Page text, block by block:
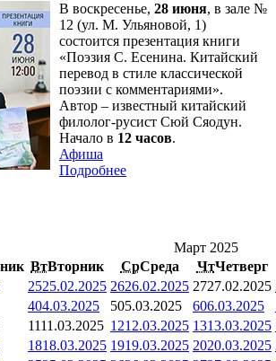
В воскресенье, 28 июня, в зале №
12 (ул. М. Ульяновой, 1)
состоится презентация книги
«Поэзия С. Есенина. Китайский
перевод в стиле классической
поэзии с комментариями».
Автор – известный китайский
филолог-русист Сюй Сяодун.
Начало в 12 часов.
Афиша
Подробнее
Март 2025
ВтВторник СрСреда ЧтЧетверг
2525.02.2025 2626.02.2025 2727.02.2025
404.03.2025 505.03.2025 606.03.2025
1111.03.2025 1212.03.2025 1313.03.2025
1818.03.2025 1919.03.2025 2020.03.2025